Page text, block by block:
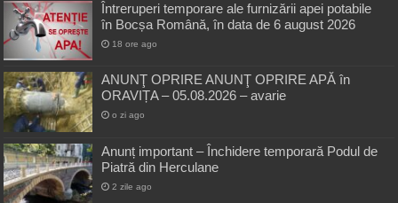
Întreruperi temporare ale furnizării apei potabile
în Bocșa Română, în data de 6 august 2026
18 ore ago
ANUNŢ OPRIRE ANUNŢ OPRIRE APĂ în
ORAVIȚA – 05.08.2026 – avarie
o zi ago
Anunț important – Închidere temporară Podul de
Piatră din Herculane
2 zile ago